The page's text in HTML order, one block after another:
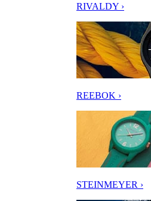
RIVALDY ›
REEBOK ›
STEINMEYER ›